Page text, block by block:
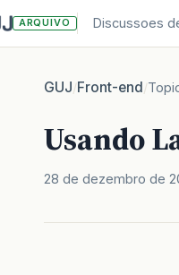
ARQUIVO Discussoes
GUJ/Front-end/
Usando
28 de dezembro de